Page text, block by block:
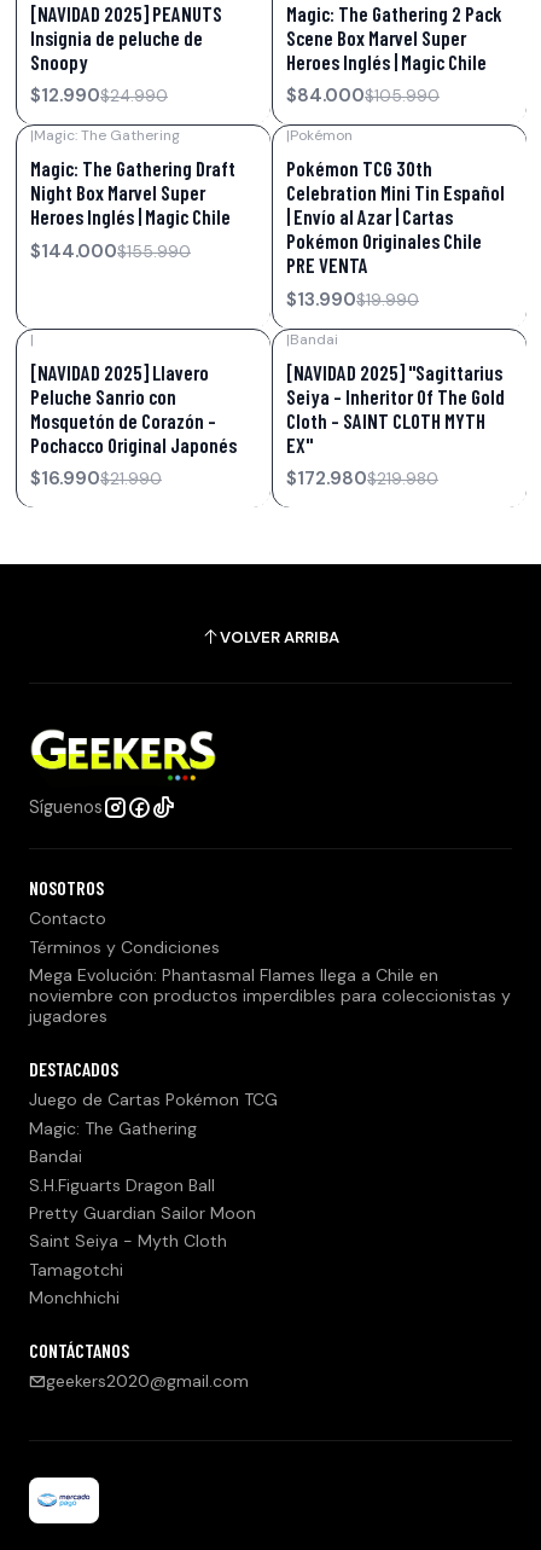
[NAVIDAD 2025] PEANUTS
Insignia de peluche de
Snoopy
$12.990$24.990
Magic: The Gathering 2 Pack
Scene Box Marvel Super
Heroes Inglés | Magic Chile
$84.000$105.990
|Magic: The Gathering
Magic: The Gathering Draft
Night Box Marvel Super
Heroes Inglés | Magic Chile
$144.000$155.990
|Pokémon
Pokémon TCG 30th
Celebration Mini Tin Español
| Envío al Azar | Cartas
Pokémon Originales Chile
PRE VENTA
$13.990$19.990
|
[NAVIDAD 2025] Llavero
Peluche Sanrio con
Mosquetón de Corazón –
Pochacco Original Japonés
$16.990$21.990
|Bandai
[NAVIDAD 2025] "Sagittarius
Seiya - Inheritor Of The Gold
Cloth - SAINT CLOTH MYTH
EX"
$172.980$219.980
VOLVER ARRIBA
Síguenos
NOSOTROS
Contacto
Términos y Condiciones
Mega Evolución: Phantasmal Flames llega a Chile en
noviembre con productos imperdibles para coleccionistas y
jugadores
DESTACADOS
Juego de Cartas Pokémon TCG
Magic: The Gathering
Bandai
S.H.Figuarts Dragon Ball
Pretty Guardian Sailor Moon
Saint Seiya - Myth Cloth
Tamagotchi
Monchhichi
CONTÁCTANOS
geekers2020@gmail.com